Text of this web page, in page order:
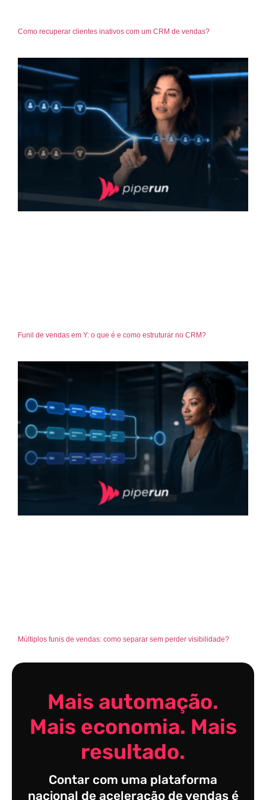
Como recuperar clientes inativos com um CRM de vendas?
Funil de vendas em Y: o que é e como estruturar no CRM?
Múltiplos funis de vendas: como separar sem perder visibilidade?
Mais automação.
Mais economia. Mais
resultado.
Contar com uma plataforma
nacional de aceleração de vendas é